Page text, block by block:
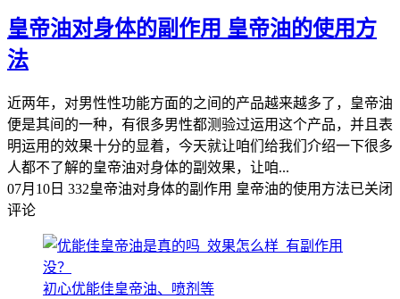
皇帝油对身体的副作用 皇帝油的使用方
法
近两年，对男性性功能方面的之间的产品越来越多了，皇帝油
便是其间的一种，有很多男性都测验过运用这个产品，并且表
明运用的效果十分的显着，今天就让咱们给我们介绍一下很多
人都不了解的皇帝油对身体的副效果，让咱...
07月10日 332皇帝油对身体的副作用 皇帝油的使用方法已关闭
评论
初心优能佳皇帝油、喷剂等